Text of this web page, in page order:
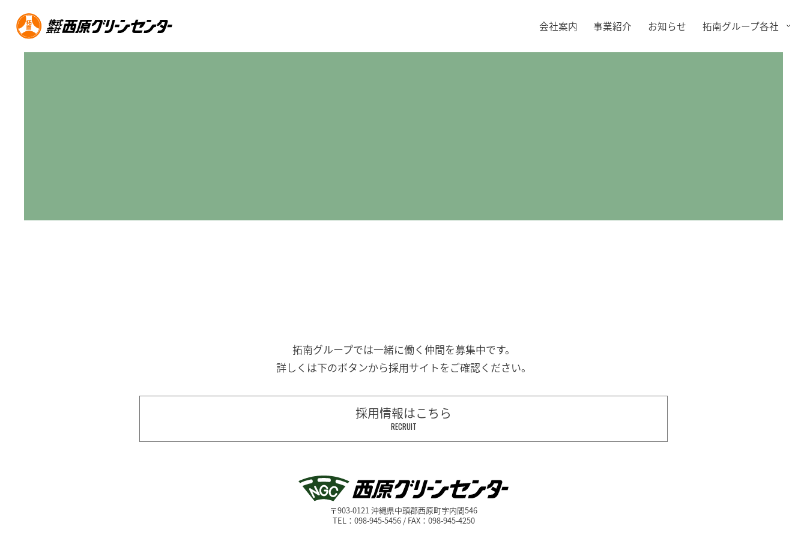
会社案内 事業紹介 お知らせ 拓南グループ各社
拓南グループでは一緒に働く 仲間を募集中です。
詳しくは下のボタンから採用サイトをご確認ください。
採用情報はこちら
RECRUIT
〒903-0121 沖縄県中頭郡西原町字内間546
TEL：098-945-5456 / FAX：098-945-4250